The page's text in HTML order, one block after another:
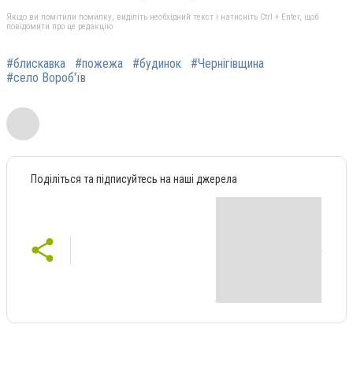
Якщо ви помітили помилку, виділіть необхідний текст і натисніть Ctrl + Enter, щоб
повідомити про це редакцію
#блискавка #пожежа #будинок
#Чернігівщина
#село Вороб'їв
Поділіться та підписуйтесь на наші джерела